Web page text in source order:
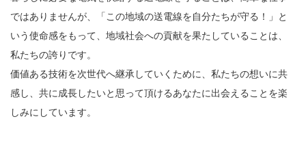
ではありませんが、「この地域の送電線を自分たちが守る！」と
いう使命感をもって、地域社会への貢献を果たしていることは、
私たちの誇りです。
価値ある技術を次世代へ継承していくために、私たちの想いに共
感し、共に成長したいと思って頂けるあなたに出会えることを楽
しみにしています。